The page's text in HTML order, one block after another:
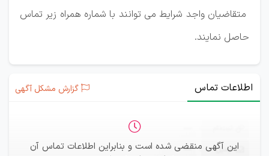
متقاضیان واجد شرایط می توانند با شماره همراه زیر تماس
حاصل نمایند.
اطلاعات تماس گزارش مشکل آگهی
این آگهی منقضی شده است و بنابراین اطلاعات تماس آن
ایمیل —